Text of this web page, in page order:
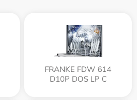
FRANKE FDW 614
D10P DOS LP C